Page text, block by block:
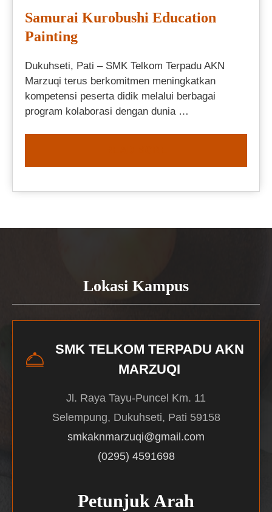
Samurai Kurobushi Education
Painting
Dukuhseti, Pati – SMK Telkom Terpadu AKN
Marzuqi terus berkomitmen meningkatkan
kompetensi peserta didik melalui berbagai
program kolaborasi dengan dunia …
Lokasi Kampus
SMK TELKOM TERPADU AKN
MARZUQI
Jl. Raya Tayu-Puncel Km. 11
Selempung, Dukuhseti, Pati 59158
smkaknmarzuqi@gmail.com
(0295) 4591698
Petunjuk Arah